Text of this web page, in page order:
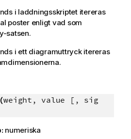
i laddningsskriptet itereras
poster enligt vad som
satsen.
i ett diagramuttryck itereras
weight, value [, sig
numeriska